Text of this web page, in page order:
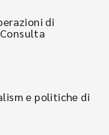
di
e politiche di